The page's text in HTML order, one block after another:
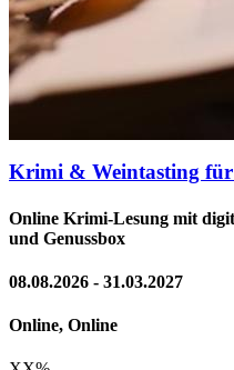
Krimi & Weintasting für
Online Krimi-Lesung mit
und Genussbox
08.08.2026 - 31.03.2027
Online, Online